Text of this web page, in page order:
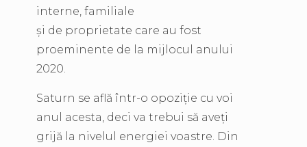
interne, familiale
și de proprietate care au fost
proeminente de la mijlocul anului
2020.
Saturn se află într-o opoziție cu voi
anul acesta, deci va trebui să aveți
grijă la nivelul energiei voastre. Din